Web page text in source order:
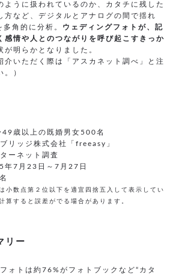
ように扱われているのか、カタチに残した
方など、デジタルとアナログの間で揺れ
多角的に分析。 ウェディングフォトが、記
感情や人とのつながりを呼び起こすきっか
が明らかとなりました。
介いただく際は「アスカネット調べ」と注
。）
歳以上の既婚男女500名
リッジ株式会社「freeasy」
ーネット調査
年7月23日～7月27日
小数点第２位以下を適宜四捨五入して表示してい
算すると誤差がでる場合があります。
リー
ォトは約76%がフォトブックなど“カタ